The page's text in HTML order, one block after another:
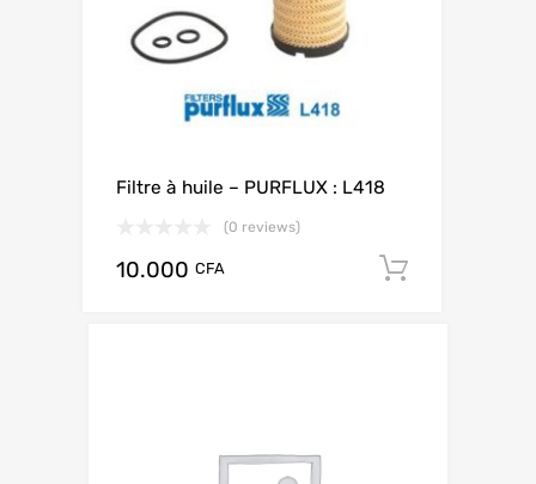
Filtre à huile – PURFLUX : L418
(0 reviews)
10.000 CFA